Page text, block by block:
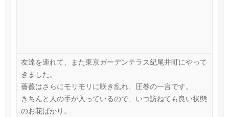
友達を連れて、また東京ガーデンテラス紀尾井町にやって
きました。
薔薇はさらにモリモリに咲き乱れ、圧巻の一言です。
きちんと人の手が入っているので、いつ訪ねても良い状態
のお花ばかり。